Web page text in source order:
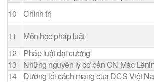
10
Chính trị
11
Môn học pháp luật
12
Pháp luật đại cương
13
Những nguyên lý cơ bản CN Mác Lênin
14
Đường lối cách mạng của ĐCS Việt